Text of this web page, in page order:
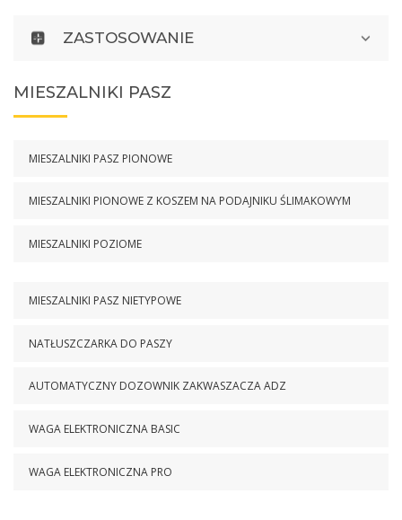
ZASTOSOWANIE
MIESZALNIKI PASZ
MIESZALNIKI PASZ PIONOWE
MIESZALNIKI PIONOWE Z KOSZEM NA PODAJNIKU ŚLIMAKOWYM
MIESZALNIKI POZIOME
MIESZALNIKI PASZ NIETYPOWE
NATŁUSZCZARKA DO PASZY
AUTOMATYCZNY DOZOWNIK ZAKWASZACZA ADZ
WAGA ELEKTRONICZNA BASIC
WAGA ELEKTRONICZNA PRO